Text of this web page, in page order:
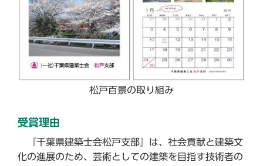
松戸百景の取り組み
受賞理由
『千葉県建築士会松戸支部』は、社会貢献と建築文
化の進展のため、芸術としての建築を目指す技術者の